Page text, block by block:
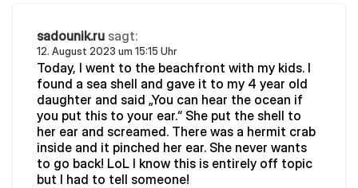
sadounik.ru sagt:
12. August 2023 um 15:15 Uhr
Today, I went to the beachfront with my kids. I
found a sea shell and gave it to my 4 year old
daughter and said „You can hear the ocean if
you put this to your ear.“ She put the shell to
her ear and screamed. There was a hermit crab
inside and it pinched her ear. She never wants
to go back! LoL I know this is entirely off topic
but I had to tell someone!